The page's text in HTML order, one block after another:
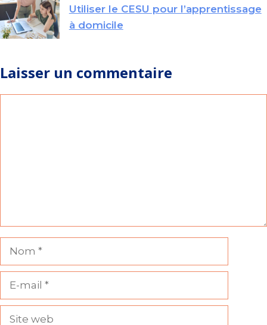
Utiliser le CESU pour l’apprentissage
à domicile
Laisser un commentaire
Nom
Site